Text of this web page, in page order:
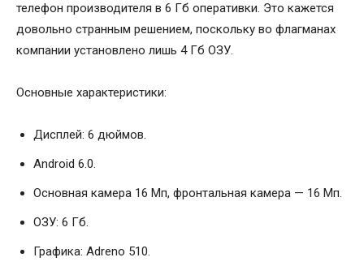
телефон производителя в 6 Гб оперативки. Это кажется
довольно странным решением, поскольку во флагманах
компании установлено лишь 4 Гб ОЗУ.
Основные характеристики:
Дисплей: 6 дюймов.
Android 6.0.
Основная камера 16 Мп, фронтальная камера — 16 Мп.
ОЗУ: 6 Гб.
Графика: Adreno 510.